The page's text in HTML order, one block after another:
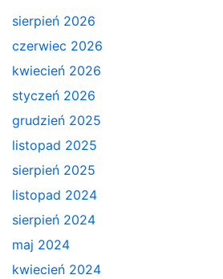
sierpień 2026
czerwiec 2026
kwiecień 2026
styczeń 2026
grudzień 2025
listopad 2025
sierpień 2025
listopad 2024
sierpień 2024
maj 2024
kwiecień 2024